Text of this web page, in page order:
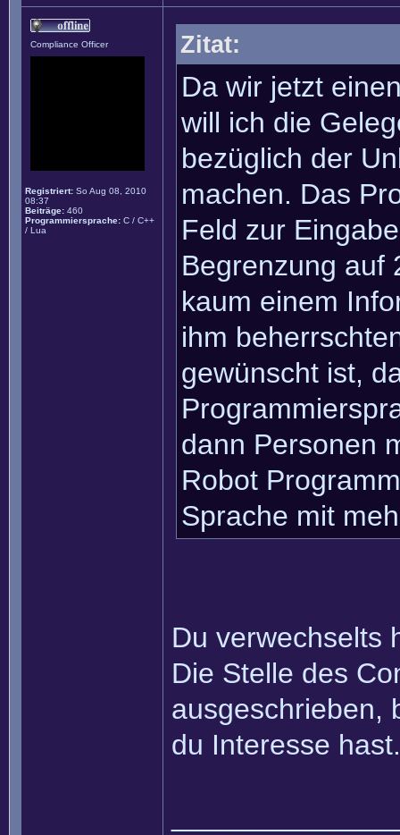
Compliance Officer
Registriert: So Aug 08, 2010
08:37
Beiträge: 460
Programmiersprache: C / C++
/ Lua
Zitat:
Da wir jetzt
will ich die
bezüglich der
machen. Das
Feld zur
Begrenzung auf
kaum einem
ihm
gewünscht ist,
dann Personen
Robot
Sprache mit
Du verwechselts
Die Stelle des
ausgeschrieben,
du Interesse hast.